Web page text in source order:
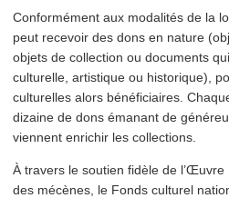
Con­for­mé­ment aux modalités de la
peut recevoir des dons en nature
objets de collection ou documents
culturelle, artistique ou historique),
culturelles alors béné­fi­ci­aires.
dizaine de dons émanant de
viennent enrichir les collections.
À travers le soutien fidèle de
des mécènes, le Fonds culturel